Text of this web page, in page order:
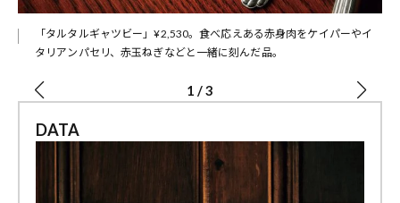
「タルタルギャツビー」¥2,530。食べ応えある赤身肉をケイパーやイ
タリアンパセリ、赤玉ねぎなどと一緒に刻んだ品。
1 /3
DATA